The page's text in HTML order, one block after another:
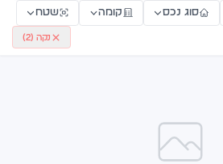
סוג נכס קומה שטח
נקה (2
)